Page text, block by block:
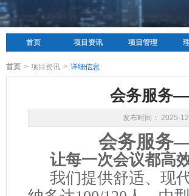
首页 项目资讯 项目管理
首页 > 项目资讯 > 详细信息
会务服务
发布时间： 2025-
会务服务
让每一次会议都高
我们提供舒适、现